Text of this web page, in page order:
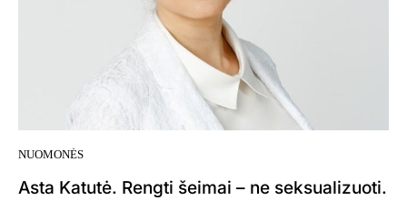
NUOMONĖS
Asta Katutė. Rengti šeimai – ne seksualizuoti.